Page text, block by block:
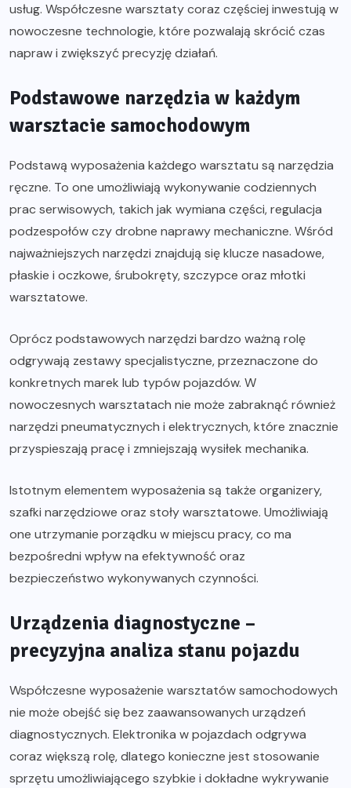
usług. Współczesne warsztaty coraz częściej inwestują w
nowoczesne technologie, które pozwalają skrócić czas
napraw i zwiększyć precyzję działań.
Podstawowe narzędzia w każdym
warsztacie samochodowym
Podstawą wyposażenia każdego warsztatu są narzędzia
ręczne. To one umożliwiają wykonywanie codziennych
prac serwisowych, takich jak wymiana części, regulacja
podzespołów czy drobne naprawy mechaniczne. Wśród
najważniejszych narzędzi znajdują się klucze nasadowe,
płaskie i oczkowe, śrubokręty, szczypce oraz młotki
warsztatowe.
Oprócz podstawowych narzędzi bardzo ważną rolę
odgrywają zestawy specjalistyczne, przeznaczone do
konkretnych marek lub typów pojazdów. W
nowoczesnych warsztatach nie może zabraknąć również
narzędzi pneumatycznych i elektrycznych, które znacznie
przyspieszają pracę i zmniejszają wysiłek mechanika.
Istotnym elementem wyposażenia są także organizery,
szafki narzędziowe oraz stoły warsztatowe. Umożliwiają
one utrzymanie porządku w miejscu pracy, co ma
bezpośredni wpływ na efektywność oraz
bezpieczeństwo wykonywanych czynności.
Urządzenia diagnostyczne –
precyzyjna analiza stanu pojazdu
Współczesne wyposażenie warsztatów samochodowych
nie może obejść się bez zaawansowanych urządzeń
diagnostycznych. Elektronika w pojazdach odgrywa
coraz większą rolę, dlatego konieczne jest stosowanie
sprzętu umożliwiającego szybkie i dokładne wykrywanie